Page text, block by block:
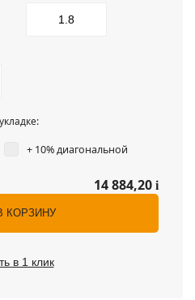
+ 10% диагональной
14 884,20 i
КОРЗИНУ
в 1 клик